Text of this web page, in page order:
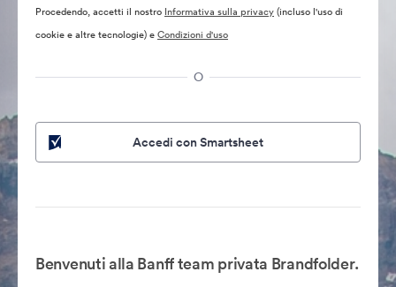
Procedendo, accetti il nostro Informativa sulla privacy(incluso l'uso di
cookie e altre tecnologie) eCondizioni d'uso
O
Accedi con Smartsheet
Benvenuti alla Banff team privata Brandfolder.